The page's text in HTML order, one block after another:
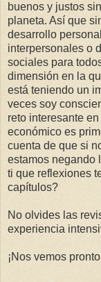
buenos y justos
planeta. Así que
desarrollo
interpersonales o
sociales para
dimensión en la
está teniendo un
veces soy
reto interesante
económico es
cuenta de que si
estamos negando
ti que reflexiones
capítulos?
No olvides las
experiencia
¡Nos vemos